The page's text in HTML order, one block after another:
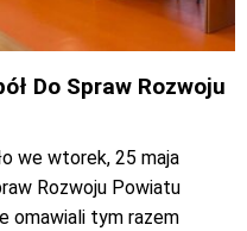
Do Spraw Rozwoju
we wtorek, 25 maja
Rozwoju Powiatu
omawiali tym razem